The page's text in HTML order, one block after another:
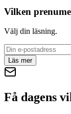
Vilken
Välj din läsning.
Läs mer
Få dagens